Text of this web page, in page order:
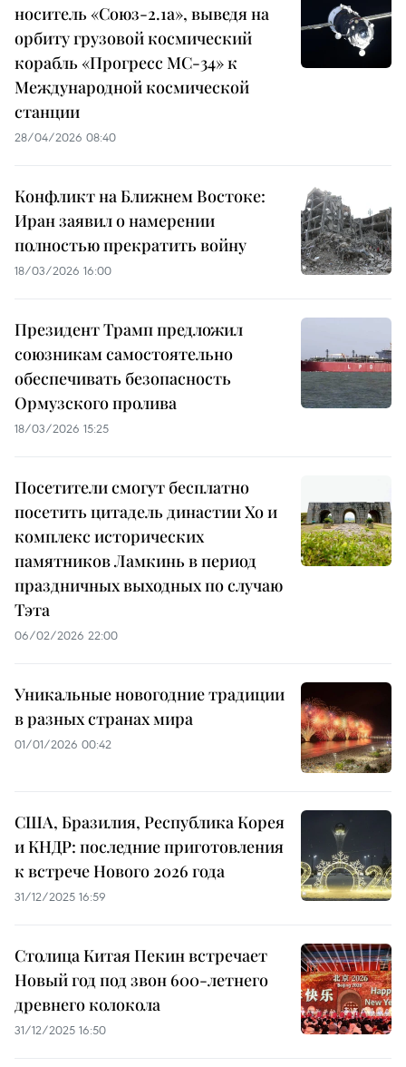
носитель «Союз-2.1а», выведя на
орбиту грузовой космический
корабль «Прогресс МС-34» к
Международной космической
станции
28/04/2026 08:40
Конфликт на Ближнем Востоке:
Иран заявил о намерении
полностью прекратить войну
18/03/2026 16:00
Президент Трамп предложил
союзникам самостоятельно
обеспечивать безопасность
Ормузского пролива
18/03/2026 15:25
Посетители смогут бесплатно
посетить цитадель династии Хо и
комплекс исторических
памятников Ламкинь в период
праздничных выходных по случаю
Тэта
06/02/2026 22:00
Уникальные новогодние традиции
в разных странах мира
01/01/2026 00:42
США, Бразилия, Республика Корея
и КНДР: последние приготовления
к встрече Нового 2026 года
31/12/2025 16:59
Столица Китая Пекин встречает
Новый год под звон 600-летнего
древнего колокола
31/12/2025 16:50